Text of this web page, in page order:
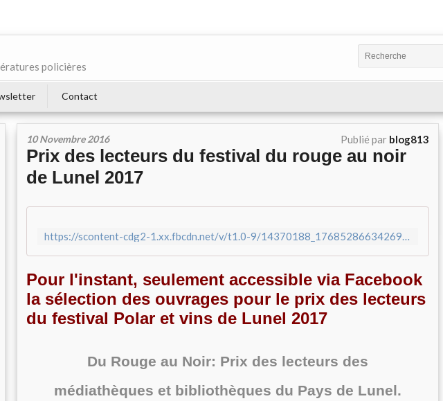
policières
Contact
10 Novembre 2016 Publié par blog813
Prix des lecteurs du festival du rouge au noir
de Lunel 2017
https://scontent-cdg2-1.xx.fbcdn.net/v/t1.0-9/14370188_1768528663426961_8292285616974668772_n.jpg?oh=6c7124147fd2a5cab9b726e143f89cc1&oe=58C43671
Pour l'instant, seulement accessible via Facebook
la sélection des ouvrages pour le prix des lecteurs
du festival Polar et vins de Lunel 2017
Du Rouge au Noir: Prix des lecteurs des
médiathèques et bibliothèques du Pays de Lunel.